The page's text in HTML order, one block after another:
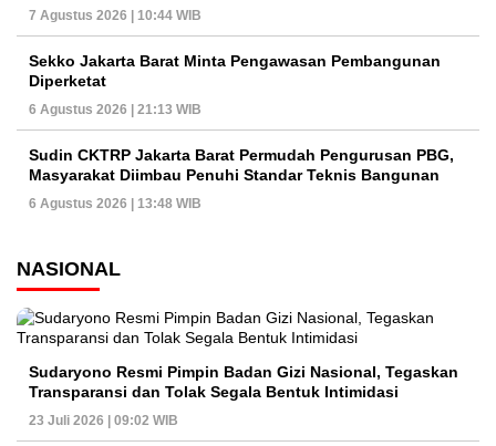
7 Agustus 2026 | 10:44 WIB
Sekko Jakarta Barat Minta Pengawasan Pembangunan
Diperketat
6 Agustus 2026 | 21:13 WIB
Sudin CKTRP Jakarta Barat Permudah Pengurusan PBG,
Masyarakat Diimbau Penuhi Standar Teknis Bangunan
6 Agustus 2026 | 13:48 WIB
NASIONAL
Sudaryono Resmi Pimpin Badan Gizi Nasional, Tegaskan
Transparansi dan Tolak Segala Bentuk Intimidasi
23 Juli 2026 | 09:02 WIB